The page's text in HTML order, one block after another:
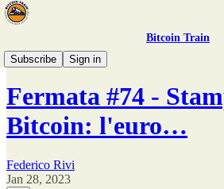
Bitcoin Train
Subscribe
Sign in
Stampa & Bitcoin
Fermata #74 -
Bitcoin: l'euro…
Federico Rivi
Jan 28, 2023